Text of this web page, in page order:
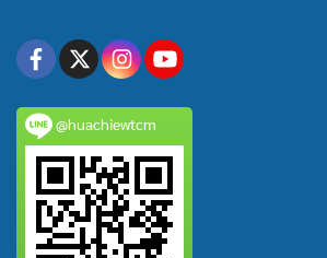
@huachiewtcm